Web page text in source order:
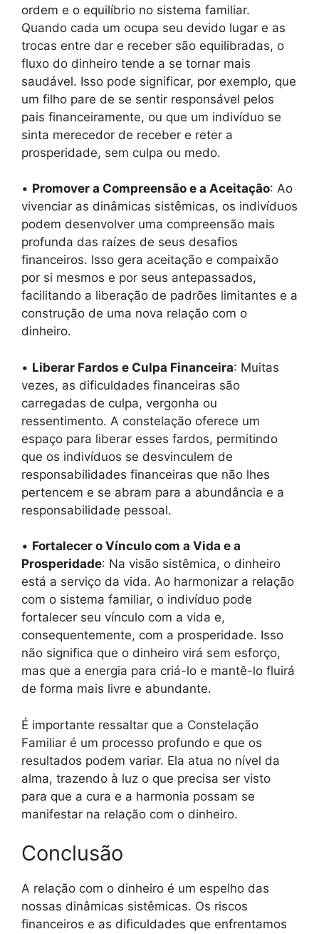
ordem e o equilíbrio no sistema familiar.
Quando cada um ocupa seu devido lugar e as
trocas entre dar e receber são equilibradas, o
fluxo do dinheiro tende a se tornar mais
saudável. Isso pode significar, por exemplo, que
um filho pare de se sentir responsável pelos
pais financeiramente, ou que um indivíduo se
sinta merecedor de receber e reter a
prosperidade, sem culpa ou medo.
• Promover a Compreensão e a Aceitação: Ao
vivenciar as dinâmicas sistêmicas, os indivíduos
podem desenvolver uma compreensão mais
profunda das raízes de seus desafios
financeiros. Isso gera aceitação e compaixão
por si mesmos e por seus antepassados,
facilitando a liberação de padrões limitantes e a
construção de uma nova relação com o
dinheiro.
• Liberar Fardos e Culpa Financeira: Muitas
vezes, as dificuldades financeiras são
carregadas de culpa, vergonha ou
ressentimento. A constelação oferece um
espaço para liberar esses fardos, permitindo
que os indivíduos se desvinculem de
responsabilidades financeiras que não lhes
pertencem e se abram para a abundância e a
responsabilidade pessoal.
• Fortalecer o Vínculo com a Vida e a
Prosperidade: Na visão sistêmica, o dinheiro
está a serviço da vida. Ao harmonizar a relação
com o sistema familiar, o indivíduo pode
fortalecer seu vínculo com a vida e,
consequentemente, com a prosperidade. Isso
não significa que o dinheiro virá sem esforço,
mas que a energia para criá-lo e mantê-lo fluirá
de forma mais livre e abundante.
É importante ressaltar que a Constelação
Familiar é um processo profundo e que os
resultados podem variar. Ela atua no nível da
alma, trazendo à luz o que precisa ser visto
para que a cura e a harmonia possam se
manifestar na relação com o dinheiro.
Conclusão
A relação com o dinheiro é um espelho das
nossas dinâmicas sistêmicas. Os riscos
financeiros e as dificuldades que enfrentamos